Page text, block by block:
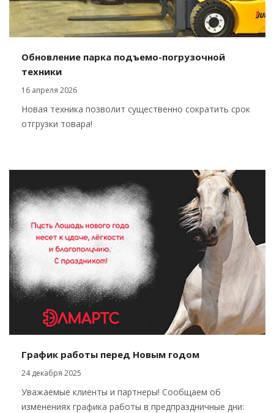
Обновление парка подъемо-погрузочной
техники
16 апреля 2026
Новая техника позволит существенно сократить срок
отгрузки товара!
График работы перед Новым годом
24 декабря 2025
Уважаемые клиенты и партнеры! Сообщаем об
изменениях графика работы в предпраздничные дни: